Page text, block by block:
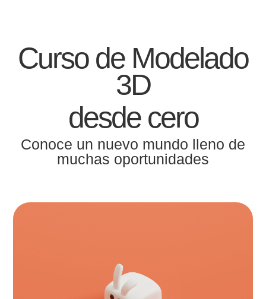
Curso de Modelado
3D
desde cero
Conoce un nuevo mundo lleno de
muchas oportunidades